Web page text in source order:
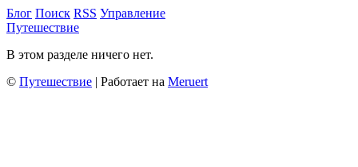
Блог Поиск RSS Управление
Путешествие
В этом разделе ничего нет.
© Путешествие | Работает на Meruert